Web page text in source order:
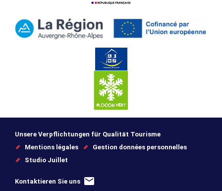
Unsere Verpflichtungen für Qualität Tourisme
Mentions légales
Gestion données personnelles
Studio Juillet
Kontaktieren Sie uns